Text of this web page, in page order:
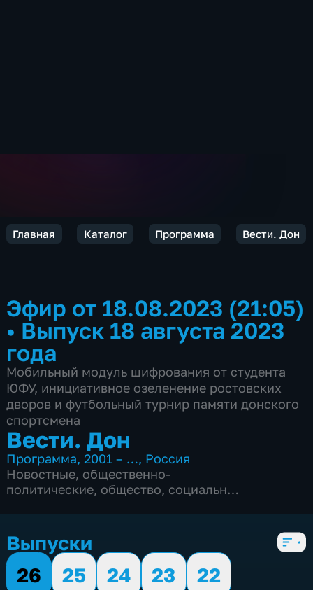
Главная Каталог Программа Вести. Дон
Эфир от 18.08.2023 (21:05)
• Выпуск 18 августа 2023
года
Мобильный модуль шифрования от студента
ЮФУ, инициативное озеленение ростовских
дворов и футбольный турнир памяти донского
спортсмена
Вести. Дон
Программа,2001 – …, Россия
Новостные, общественно-
политические, общество, социально-
Выпуски
26
25 24 23
22